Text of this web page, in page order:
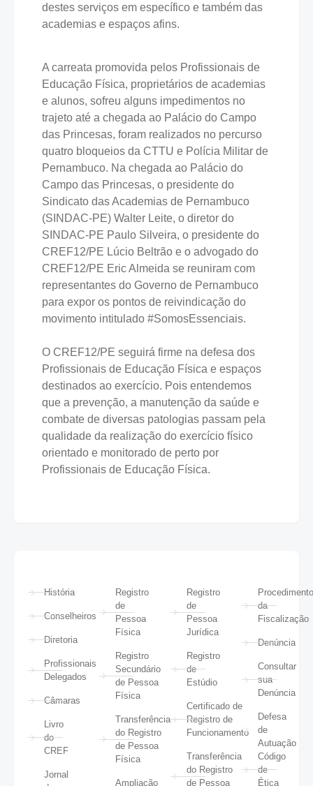
destes serviços em específico e também das
academias e espaços afins.
A carreata promovida pelos Profissionais de
Educação Física, proprietários de academias
e alunos, sofreu alguns impedimentos no
trajeto até a chegada ao Palácio do Campo
das Princesas, foram realizados no percurso
quatro bloqueios da CTTU e Polícia Militar de
Pernambuco. Na chegada ao Palácio do
Campo das Princesas, o presidente do
Sindicato das Academias de Pernambuco
(SINDAC-PE) Walter Leite, o diretor do
SINDAC-PE Paulo Silveira, o presidente do
CREF12/PE Lúcio Beltrão e o advogado do
CREF12/PE Eric Almeida se reuniram com
representantes do Governo de Pernambuco
para expor os pontos de reivindicação do
movimento intitulado #SomosEssenciais.
O CREF12/PE seguirá firme na defesa dos
Profissionais de Educação Física e espaços
destinados ao exercício. Pois entendemos
que a prevenção, a manutenção da saúde e
combate de diversas patologias passam pela
qualidade da realização do exercício físico
orientado e monitorado de perto por
Profissionais de Educação Física.
História
Conselheiros
Diretoria
Profissionais
Delegados
Câmaras
Livro
do
CREF
Jornal
Registro
de
Pessoa
Física
Registro
Secundário
de Pessoa
Física
Transferência
do Registro
de Pessoa
Física
Ampliação
Registro
de
Pessoa
Jurídica
Registro
de
Estúdio
Certificado de
Registro de
Funcionamento
Transferência
do Registro
de Pessoa
da
Fiscalização
Denúncia
Consultar
sua
Denúncia
Defesa
de
Autuação
Código
de
Ética